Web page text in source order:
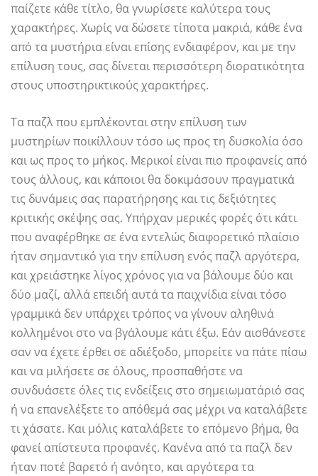
παίζετε κάθε τίτλο, θα γνωρίσετε καλύτερα τους
χαρακτήρες. Χωρίς να δώσετε τίποτα μακριά, κάθε ένα
από τα μυστήρια είναι επίσης ενδιαφέρον, και με την
επίλυση τους, σας δίνεται περισσότερη διορατικότητα
στους υποστηρικτικούς χαρακτήρες.
Τα παζλ που εμπλέκονται στην επίλυση των
μυστηρίων ποικίλλουν τόσο ως προς τη δυσκολία όσο
και ως προς το μήκος. Μερικοί είναι πιο προφανείς από
τους άλλους, και κάποιοι θα δοκιμάσουν πραγματικά
τις δυνάμεις σας παρατήρησης και τις δεξιότητες
κριτικής σκέψης σας. Υπήρχαν μερικές φορές ότι κάτι
που αναφέρθηκε σε ένα εντελώς διαφορετικό πλαίσιο
ήταν σημαντικό για την επίλυση ενός παζλ αργότερα,
και χρειάστηκε λίγος χρόνος για να βάλουμε δύο και
δύο μαζί, αλλά επειδή αυτά τα παιχνίδια είναι τόσο
γραμμικά δεν υπάρχει τρόπος να γίνουν αληθινά
κολλημένοι στο να βγάλουμε κάτι έξω. Εάν αισθάνεστε
σαν να έχετε έρθει σε αδιέξοδο, μπορείτε να πάτε πίσω
και να μιλήσετε σε όλους, προσπαθήστε να
συνδυάσετε όλες τις ενδείξεις στο σημειωματάριό σας
ή να επανελέξετε το απόθεμά σας μέχρι να καταλάβετε
τι χάσατε. Και μόλις καταλάβετε το επόμενο βήμα, θα
φανεί απίστευτα προφανές. Κανένα από τα παζλ δεν
ήταν ποτέ βαρετό ή ανόητο, και αργότερα τα